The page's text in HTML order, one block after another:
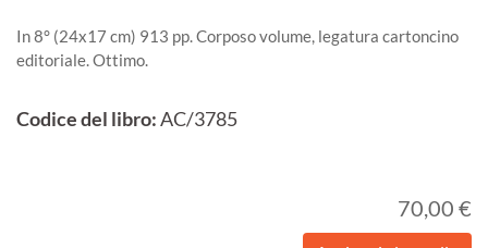
In 8° (24x17 cm) 913 pp. Corposo volume, legatura cartoncino
editoriale. Ottimo.
Codice del libro:AC/3785
70,00 €